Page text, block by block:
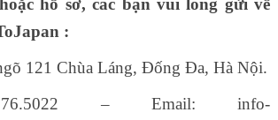
hồ sơ, các bạn vui lòng gửi về
:
121 Chùa Láng, Đống Đa, Hà Nội.
– Email: info-